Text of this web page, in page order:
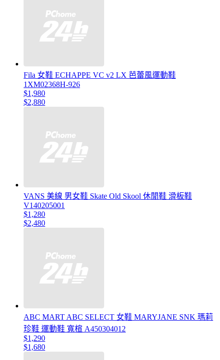
Fila 女鞋 ECHAPPE VC v2 LX 芭蕾風運動鞋
1XM02368H-926
$1,980
$2,880
VANS 美線 男女鞋 Skate Old Skool 休閒鞋 滑板鞋
V140205001
$1,280
$2,480
ABC MART ABC SELECT 女鞋 MARYJANE SNK 瑪莉
珍鞋 運動鞋 寬楦 A450304012
$1,290
$1,680